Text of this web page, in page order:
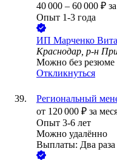
40 000 – 60 000 ₽
Опыт 1-3 года
ИП Марченко
Краснодар, р-н
Можно без резюме
Откликнуться
Региональный
от 120 000 ₽ за
Опыт 3-6 лет
Можно удалённо
Выплаты: Два раза